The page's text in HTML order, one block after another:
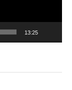
13:25